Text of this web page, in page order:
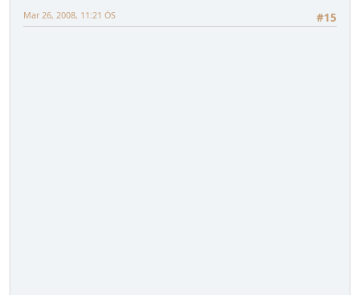
#15
Mar 26, 2008, 11:21 ÖS